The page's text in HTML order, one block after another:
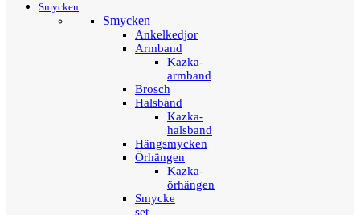
Smycken
Smycken
Ankelkedjor
Armband
Kazka-
armband
Brosch
Halsband
Kazka-
halsband
Hängsmycken
Örhängen
Kazka-
örhängen
Smycke
set